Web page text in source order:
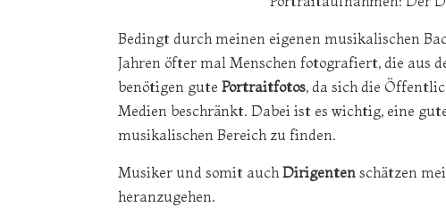
Bedingt durch meinen eigenen musikalischen
Jahren öfter mal Menschen fotografiert, die aus
benötigen gute Portraitfotos, da sich die
Medien beschränkt. Dabei ist es wichtig, eine
musikalischen Bereich zu finden.
Musiker und somit auch Dirigenten schätzen
heranzugehen.